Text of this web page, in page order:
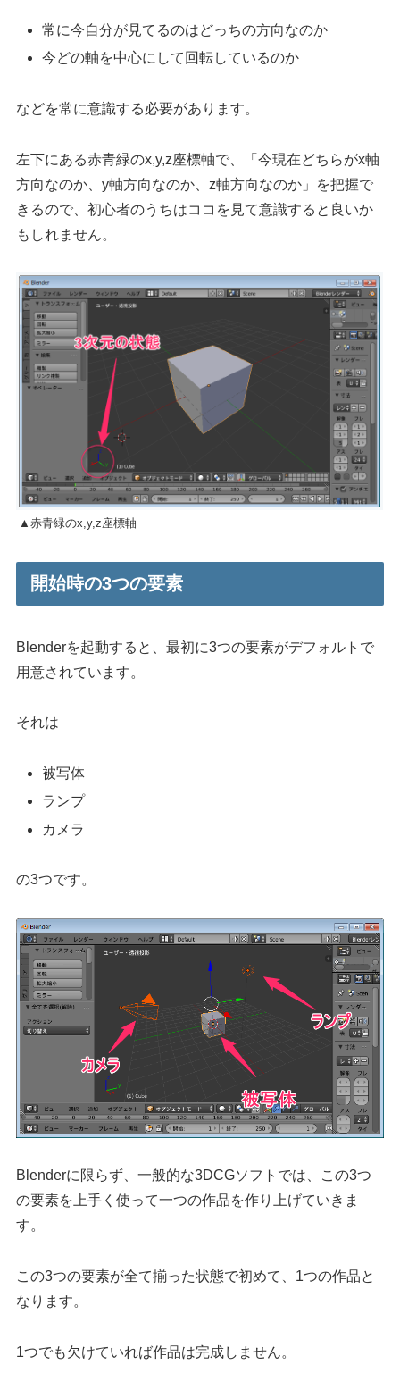
常に今自分が見てるのはどっちの方向なのか
今どの軸を中心にして回転しているのか
などを常に意識する必要があります。
左下にある赤青緑のx,y,z座標軸で、「今現在どちらがx軸
方向なのか、y軸方向なのか、z軸方向なのか」を把握で
きるので、初心者のうちはココを見て意識すると良いか
もしれません。
▲赤青緑のx,y,z座標軸
開始時の3つの要素
Blenderを起動すると、最初に3つの要素がデフォルトで
用意されています。
それは
被写体
ランプ
カメラ
の3つです。
Blenderに限らず、一般的な3DCGソフトでは、この3つ
の要素を上手く使って一つの作品を作り上げていきま
す。
この3つの要素が全て揃った状態で初めて、1つの作品と
なります。
1つでも欠けていれば作品は完成しません。